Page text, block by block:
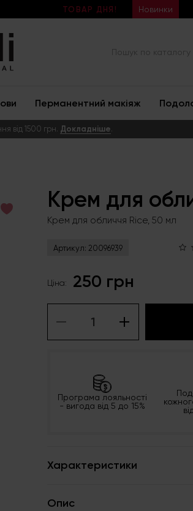
ТОВАР ДНЯ! Новинки
Перманентний макіяж
від 1500 грн. Докладніше.
Крем для
Крем для обличчя Rice, 50 мл
Артикул: 20096939
Ціна: 250 грн
Програма лояльності
- вигода від 5 до 15%
Характеристики
Опис